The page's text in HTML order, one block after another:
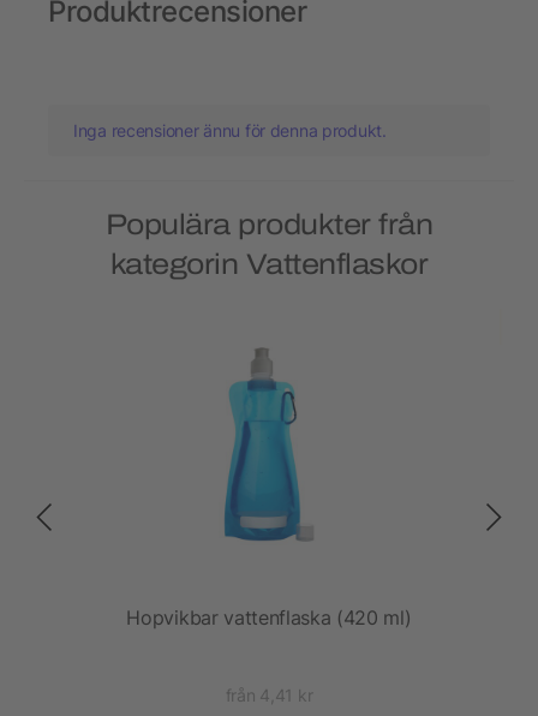
Produktrecensioner
Inga recensioner ännu för denna produkt.
Populära produkter från
kategorin Vattenflaskor
Hopvikbar vattenflaska (420 ml)
från 4,41 kr